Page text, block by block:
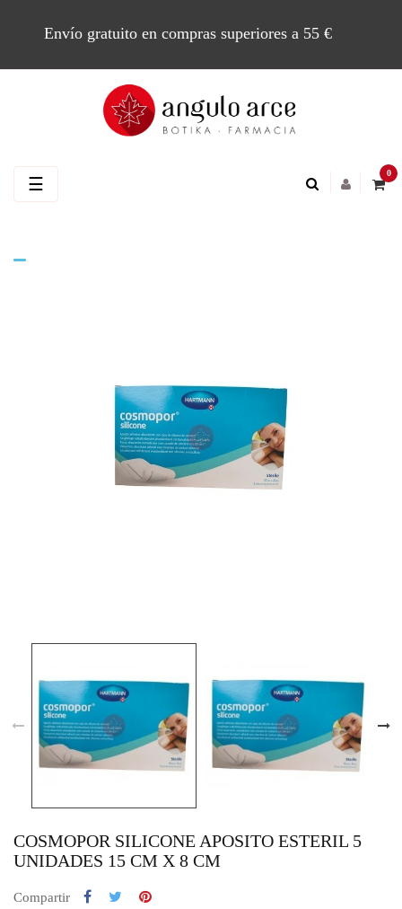
Envío gratuito en compras superiores a 55 €
0
Navegación
☰
COSMOPOR SILICONE APOSITO ESTERIL 5
UNIDADES 15 CM X 8 CM
Compartir